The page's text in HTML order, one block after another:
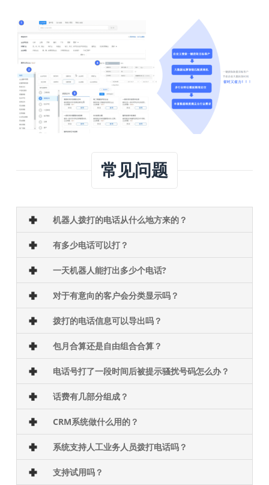
常见问题
机器人拨打的电话从什么地方来的？
有多少电话可以打？
一天机器人能打出多少个电话?
对于有意向的客户会分类显示吗？
拨打的电话信息可以导出吗？
包月合算还是自由组合合算？
电话号打了一段时间后被提示骚扰号码怎么办？
话费有几部分组成？
CRM系统做什么用的？
系统支持人工业务人员拨打电话吗？
支持试用吗？